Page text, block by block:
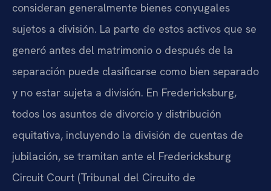
consideran generalmente bienes conyugales
sujetos a división. La parte de estos activos que se
generó antes del matrimonio o después de la
separación puede clasificarse como bien separado
y no estar sujeta a división. En Fredericksburg,
todos los asuntos de divorcio y distribución
equitativa, incluyendo la división de cuentas de
jubilación, se tramitan ante el Fredericksburg
Circuit Court (Tribunal del Circuito de